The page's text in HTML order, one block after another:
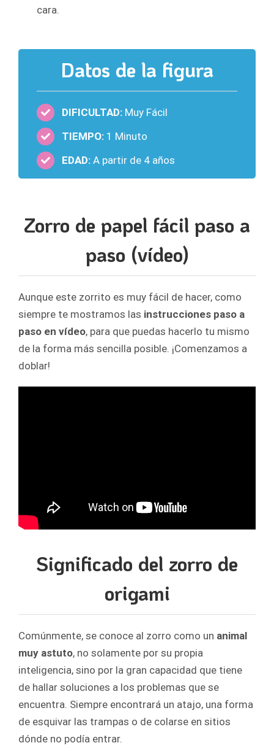
cara.
Datos de la figura
DIFICULTAD:Muy Fácil
TIEMPO:1 Minuto
EDAD:A partir de 4 años
Zorro de papel fácil paso a
paso (vídeo)
Aunque este zorrito es muy fácil de hacer, como
siempre te mostramos las instrucciones paso a
paso en vídeo, para que puedas hacerlo tu mismo
de la forma más sencilla posible. ¡Comenzamos a
doblar!
Significado del zorro de
origami
Comúnmente, se conoce al zorro como un animal
muy astuto, no solamente por su propia
inteligencia, sino por la gran capacidad que tiene
de hallar soluciones a los problemas que se
encuentra. Siempre encontrará un atajo, una forma
de esquivar las trampas o de colarse en sitios
dónde no podía entrar.